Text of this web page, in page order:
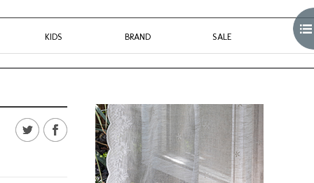
[8/3~8/6] 부분배송지연안내
KIDS BRAND SALE